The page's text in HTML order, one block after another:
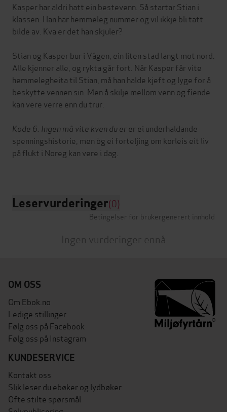
Kasper har aldri hatt ein bestevenn. Så startar Stian i
klassen. Han har hemmeleg nummer og vil ikkje bli tatt
bilde av. Kva er det han skjuler?
Stian og Kasper bur i Vågen, ein liten stad langt mot nord.
Alle kjenner alle, og rykta går fort. Når Kasper får vite
hemmelegheita til Stian, må han halde kjeft og lyge for å
beskytte vennen sin. Men å skilje mellom venn og fiende
kan vere verre enn du trur.
Kode 6. Ingen må vite kven du erer ei underhaldande
spenningshistorie, men òg ei forteljing om korleis eit liv
på flukt i Noreg kan vere i dag.
Leservurderinger(0)
Betingelser for brukergenerert innhold
Ingen vurderinger ennå
OM OSS
Om Ebok.no
Ledige stillinger
Følg oss på Facebook
Følg oss på Instagram
KUNDESERVICE
Kontakt oss
Slik leser du ebøker og lydbøker
Ofte stilte spørsmål